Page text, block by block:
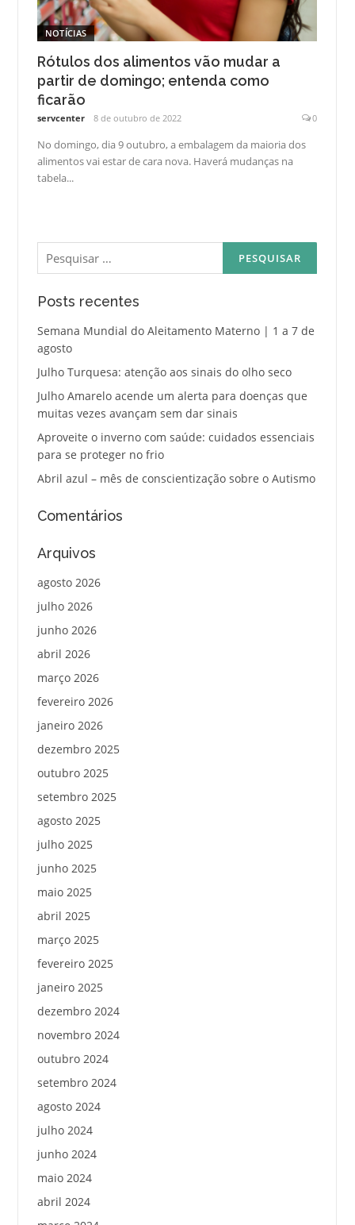
NOTÍCIAS
Rótulos dos alimentos vão mudar a
partir de domingo; entenda como
ficarão
servcenter 8 de outubro de 2022 0
No domingo, dia 9 outubro, a embalagem da maioria dos
alimentos vai estar de cara nova. Haverá mudanças na
tabela...
Pesquisar
por:
Posts recentes
Semana Mundial do Aleitamento Materno | 1 a 7 de
agosto
Julho Turquesa: atenção aos sinais do olho seco
Julho Amarelo acende um alerta para doenças que
muitas vezes avançam sem dar sinais
Aproveite o inverno com saúde: cuidados essenciais
para se proteger no frio
Abril azul – mês de conscientização sobre o Autismo
Comentários
Arquivos
agosto 2026
julho 2026
junho 2026
abril 2026
março 2026
fevereiro 2026
janeiro 2026
dezembro 2025
outubro 2025
setembro 2025
agosto 2025
julho 2025
junho 2025
maio 2025
abril 2025
março 2025
fevereiro 2025
janeiro 2025
dezembro 2024
novembro 2024
outubro 2024
setembro 2024
agosto 2024
julho 2024
junho 2024
maio 2024
abril 2024